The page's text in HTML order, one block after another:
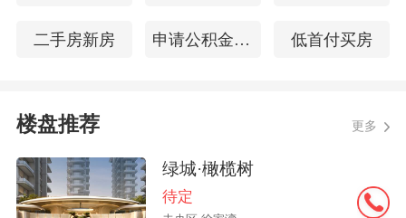
二手房新房 申请公积金提取 低首付买房
楼盘推荐 更多
绿城·橄榄树
待定